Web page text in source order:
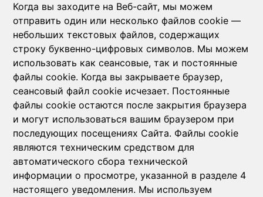
Когда вы заходите на Веб-сайт, мы можем
отправить один или несколько файлов cookie —
небольших текстовых файлов, содержащих
строку буквенно-цифровых символов. Мы можем
использовать как сеансовые, так и постоянные
файлы cookie. Когда вы закрываете браузер,
сеансовый файл cookie исчезает. Постоянные
файлы cookie остаются после закрытия браузера
и могут использоваться вашим браузером при
последующих посещениях Сайта. Файлы cookie
являются техническим средством для
автоматического сбора технической
информации о просмотре, указанной в разделе 4
настоящего уведомления. Мы используем